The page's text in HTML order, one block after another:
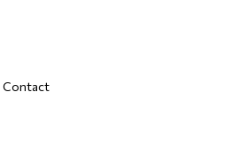
Contact